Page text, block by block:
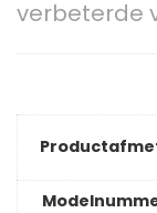
verbeterde